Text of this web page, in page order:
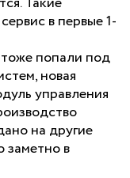
в первые 1-
тоже попали под
новая
управления
на другие
заметно в